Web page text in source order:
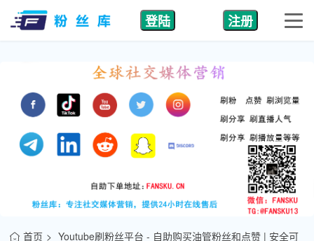
登陆 注册
首页
Youtube刷粉丝平台 - 自助购买油管粉丝和点赞 | 安全可